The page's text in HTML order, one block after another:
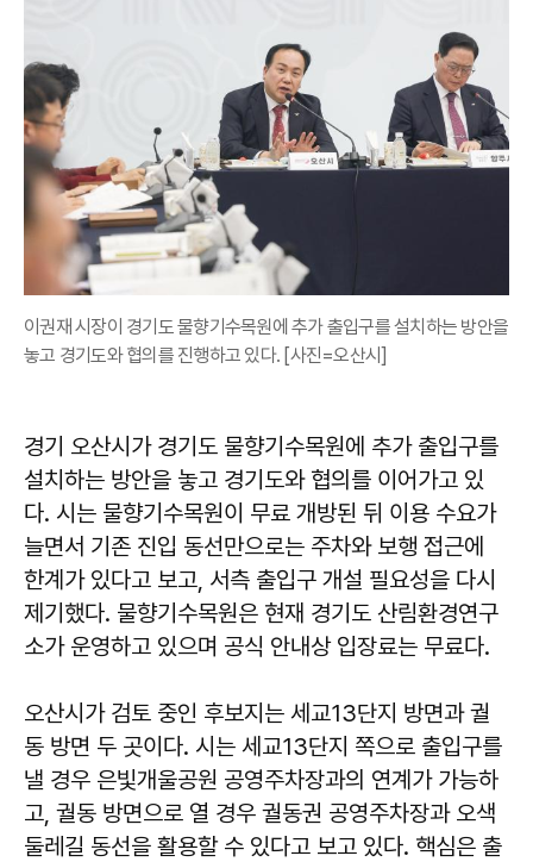
이권재 시장이 경기도 물향기수목원에 추가 출입구를 설치하는 방안을
놓고 경기도와 협의를 진행하고 있다. [사진=오산시]
경기 오산시가 경기도 물향기수목원에 추가 출입구를
설치하는 방안을 놓고 경기도와 협의를 이어가고 있
다. 시는 물향기수목원이 무료 개방된 뒤 이용 수요가
늘면서 기존 진입 동선만으로는 주차와 보행 접근에
한계가 있다고 보고, 서측 출입구 개설 필요성을 다시
제기했다. 물향기수목원은 현재 경기도 산림환경연구
소가 운영하고 있으며 공식 안내상 입장료는 무료다.
오산시가 검토 중인 후보지는 세교13단지 방면과 궐
동 방면 두 곳이다. 시는 세교13단지 쪽으로 출입구를
낼 경우 은빛개울공원 공영주차장과의 연계가 가능하
고, 궐동 방면으로 열 경우 궐동권 공영주차장과 오색
둘레길 동선을 활용할 수 있다고 보고 있다. 핵심은 출